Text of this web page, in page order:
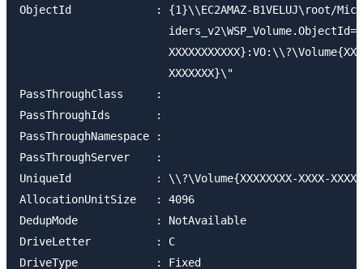
ObjectId             : {1}\\EC2AMAZ-B1VELUJ\root/
                       XXXXXXX}\"
PassThroughClass     :
PassThroughIds       :
PassThroughNamespace :
PassThroughServer    :
UniqueId             : \\?\Volume{XXXXXXXX-XXXX-XXXX-
AllocationUnitSize   : 4096
DedupMode            : NotAvailable
DriveLetter          : C
DriveType            : Fixed